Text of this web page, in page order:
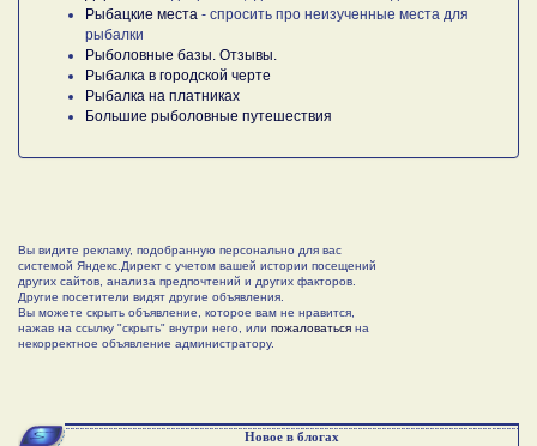
Рыбацкие места - спросить про неизученные места для
рыбалки
Рыболовные базы. Отзывы.
Рыбалка в городской черте
Рыбалка на платниках
Большие рыболовные путешествия
Вы видите рекламу, подобранную персонально для вас
системой Яндекс.Директ с учетом вашей истории посещений
других сайтов, анализа предпочтений и других факторов.
Другие посетители видят другие объявления.
Вы можете скрыть объявление, которое вам не нравится,
нажав на ссылку "скрыть" внутри него, или пожаловаться на
некорректное объявление администратору.
Новое в блогах